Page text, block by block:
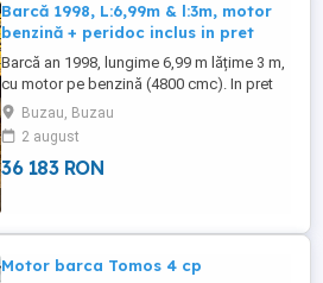
Barcă 1998, L:6,99m & l:3m, motor
benzină + peridoc inclus in pret
Barcă an 1998, lungime 6,99 m lățime 3 m,
cu motor pe benzină (4800 cmc). In pret
este inclus si peridoc (remorcă) o încarci
și pleci direct la apă, fără cheltuieli
suplimentare de transport. Detalii: An
fabricație: 1998 Lungime: 6,99 m Lățime: 3
Buzau, Buzau
2 august
36 183 RON
Motor barca Tomos 4 cp